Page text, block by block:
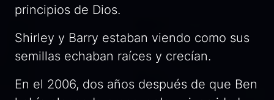
principios de Dios.
Shirley y Barry estaban viendo como sus
semillas echaban raíces y crecían.
En el 2006, dos años después de que Ben